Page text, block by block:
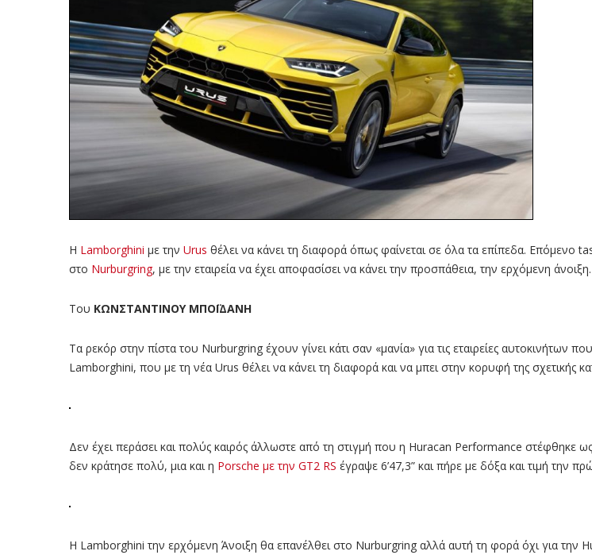
Η Lamborghini με την Urus θέλει να κάνει τη διαφορά όπως φαίνεται σε όλα τα επίπεδα. Επόμενο
στο Nurburgring, με την εταιρεία να έχει αποφασίσει να κάνει την προσπάθεια, την ερχόμενη άνοιξη.
Του ΚΩΝΣΤΑΝΤΙΝΟΥ ΜΠΟΪΔΑΝΗ
Τα ρεκόρ στην πίστα του Nurburgring έχουν γίνει κάτι σαν «μανία» για τις εταιρείες αυτοκινήτων
Lamborghini, που με τη νέα Urus θέλει να κάνει τη διαφορά και να μπει στην κορυφή της σχετικής
Δεν έχει περάσει και πολύς καιρός άλλωστε από τη στιγμή που η Huracan Performance στέφθηκε
δεν κράτησε πολύ, μια και η Porsche με την GT2 RS έγραψε 6’47,3” και πήρε με δόξα και τιμή την
Η Lamborghini την ερχόμενη Άνοιξη θα επανέλθει στο Nurburgring αλλά αυτή τη φορά όχι για την